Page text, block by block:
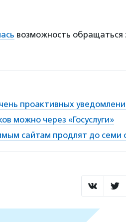
возможность
проактивных
можно через «Госуслуги»
сайтам продлят до семи